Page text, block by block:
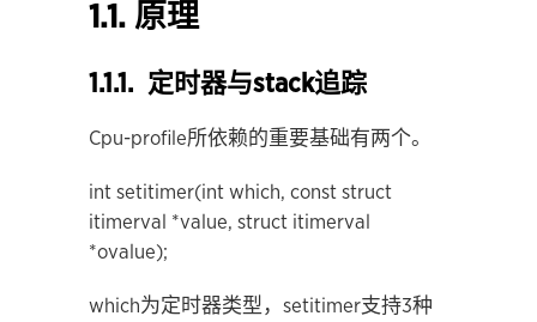
1.1. 原理
1.1.1. 定时器与stack追踪
Cpu-profile所依赖的重要基础有两个。
int setitimer(int which, const struct
itimerval *value, struct itimerval
*ovalue);
which为定时器类型，setitimer支持3种